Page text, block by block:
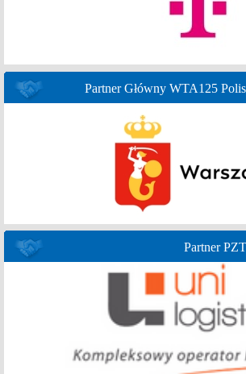
Partner Główny WTA125
Partner